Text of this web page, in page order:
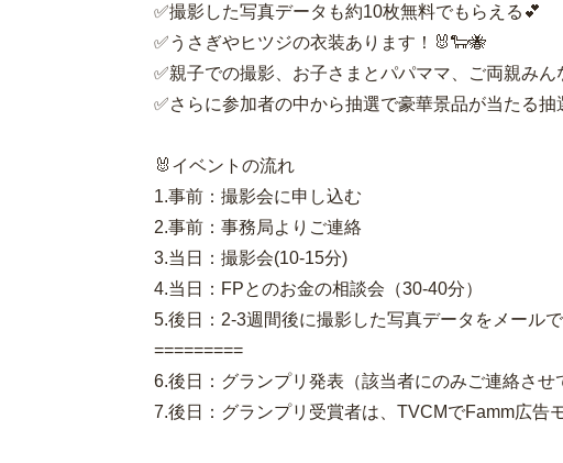
✅撮影した写真データも約10枚無料でもらえる💕
✅うさぎやヒツジの衣装あります！🐰🐑🐝
✅親子での撮影、お子さまとパパママ、ご両親みん
✅さらに参加者の中から抽選で豪華景品が当たる抽
🐰イベントの流れ
1.事前：撮影会に申し込む
2.事前：事務局よりご連絡
3.当日：撮影会(10-15分)
4.当日：FPとのお金の相談会（30-40分）
5.後日：2-3週間後に撮影した写真データをメール
=========
6.後日：グランプリ発表（該当者にのみご連絡させ
7.後日：グランプリ受賞者は、TVCMでFamm広告